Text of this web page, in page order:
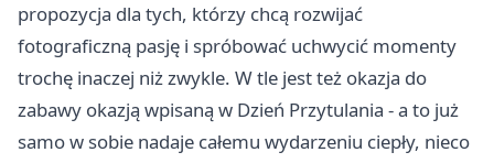
propozycja dla tych, którzy chcą rozwijać
fotograficzną pasję i spróbować uchwycić momenty
trochę inaczej niż zwykle. W tle jest też okazja do
zabawy okazją wpisaną w Dzień Przytulania - a to już
samo w sobie nadaje całemu wydarzeniu ciepły, nieco